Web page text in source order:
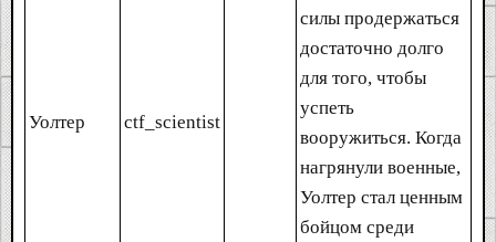
Уолтер ctf_scientist
силы продержаться
достаточно долго
для того, чтобы
успеть
вооружиться. Когда
нагрянули военные,
Уолтер стал ценным
бойцом среди